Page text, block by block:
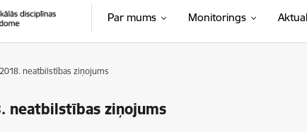
Par mums Monitorings
neatbilstības ziņojums
neatbilstības ziņojums